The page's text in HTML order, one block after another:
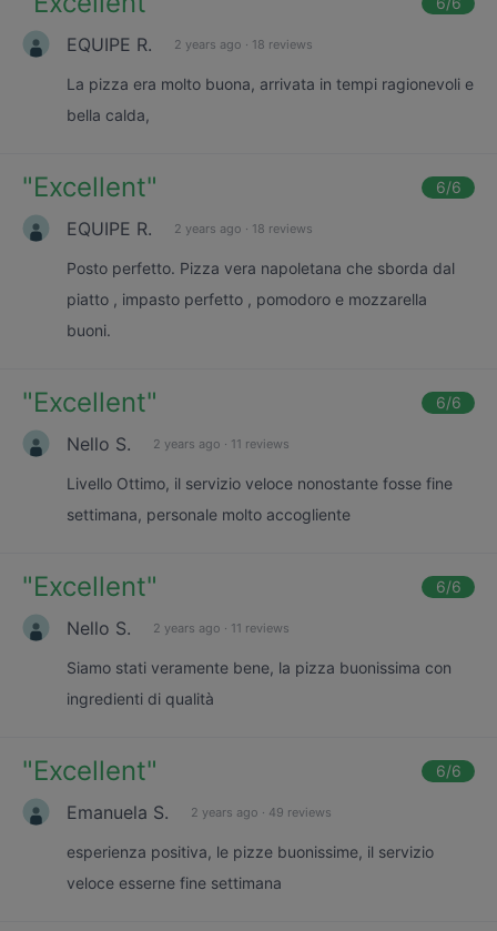
EQUIPE R. 2 years ago · 18 reviews
La pizza era molto buona, arrivata in tempi ragionevoli e
bella calda,
"Excellent" 6/6
EQUIPE R. 2 years ago · 18 reviews
Posto perfetto. Pizza vera napoletana che sborda dal
piatto , impasto perfetto , pomodoro e mozzarella
buoni.
"Excellent" 6/6
Nello S. 2 years ago · 11 reviews
Livello Ottimo, il servizio veloce nonostante fosse fine
settimana, personale molto accogliente
"Excellent" 6/6
Nello S. 2 years ago · 11 reviews
Siamo stati veramente bene, la pizza buonissima con
ingredienti di qualità
"Excellent" 6/6
Emanuela S. 2 years ago · 49 reviews
esperienza positiva, le pizze buonissime, il servizio
veloce esserne fine settimana